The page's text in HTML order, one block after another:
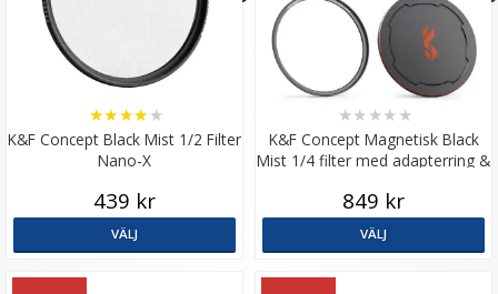
K&F Concept Black Mist 1/2 Filter
Nano-X
★★★★ ★
439 kr
VÄLJ
K&F Concept Magnetisk Black
Mist 1/4 filter med adapterring &
★★ ★★ ★
849 kr
VÄLJ